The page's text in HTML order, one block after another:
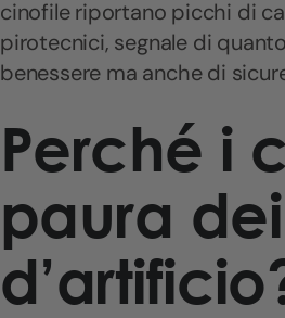
cinofile riportano picchi di
pirotecnici, segnale di
benessere ma anche di
Perché i
paura